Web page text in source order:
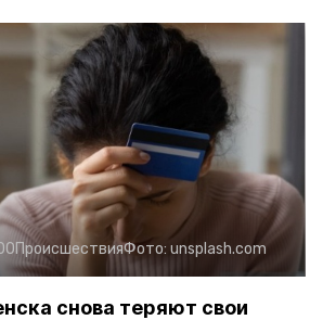
ПроисшествияФото: unsplash.com
снова теряют свои